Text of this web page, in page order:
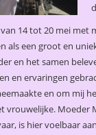
14 tot 20 mei met
als een groot en
en het samen
en ervaringen
en om mij
vrouwelijke. Moeder
is hier voelbaar